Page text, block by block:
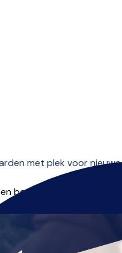
met plek voor nieuwe
beginnen.